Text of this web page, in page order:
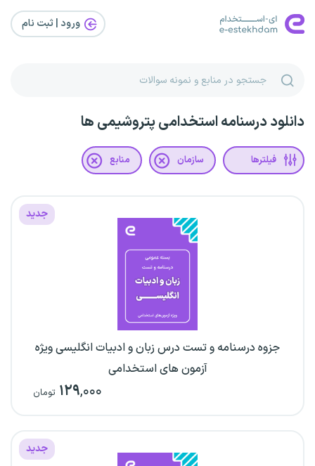
ورود | ثبت‌ نام
دانلود درسنامه استخدامی پتروشیمی ها
فیلترها سازمان منابع
جدید
جزوه درسنامه و تست درس زبان و ادبیات انگلیسی ویژه
آزمون های استخدامی
۱۲۹,۰۰۰ تومان
جدید